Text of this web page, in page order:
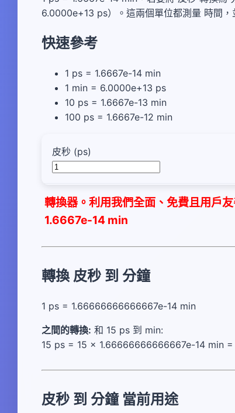
6.0000e+13 ps）。這兩個單位都測量 時間
快速參考
1 ps = 1.6667e-14 min
1 min = 6.0000e+13 ps
10 ps = 1.6667e-13 min
100 ps = 1.6667e-12 min
皮秒 (ps)
轉換器。利用我們全面、免費且用戶
1.6667e-14 min
轉換 皮秒 到 分鐘
1 ps = 1.66666666666667e-14 min
之間的轉換: 和 15 ps 到 min:
15 ps = 15 × 1.66666666666667e-14 min
皮秒 到 分鐘 當前用途